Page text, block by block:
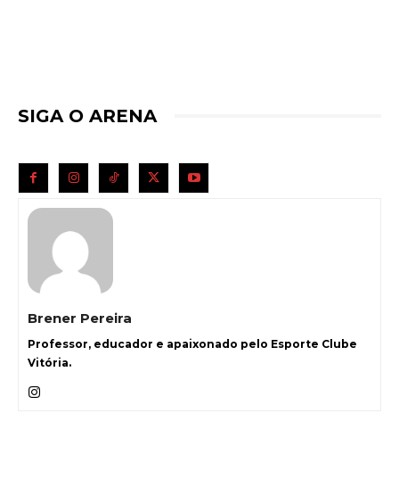
SIGA O ARENA
Brener Pereira
Professor, educador e apaixonado pelo Esporte Clube
Vitória.